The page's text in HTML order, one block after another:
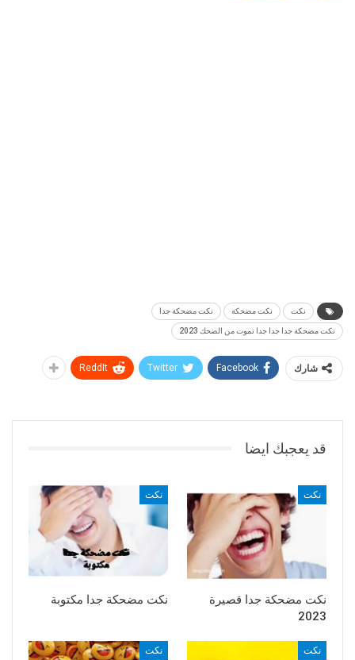
نكت نكت مضحكة نكت مضحكة جدا
نكت مضحكة جدا جدا جدا تموت من الضحك 2023
شارك Facebook
Twitter
ReddIt
قد يعجبك ايضا
نكت
نكت مضحكة جدا قصيرة
2023
نكت
نكت مضحكة جدا مكتوبة
نكت نكت